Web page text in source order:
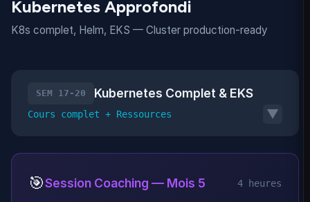
Kubernetes Approfondi
K8s complet, Helm, EKS — Cluster production-ready
SEM 17-20 Kubernetes Complet & EKS
Cours complet + Ressources ▼
🎯Session Coaching — Mois 5 4 heures